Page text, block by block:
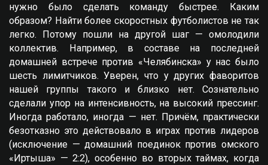
нужно было сделать команду быстрее. Каким
образом? Найти более скоростных футболистов не так
легко. Потому пошли на другой шаг — омолодили
коллектив. Например, в составе на последней
домашней встрече против «Челябинска» у нас было
шесть лимитчиков. Уверен, что у других фаворитов
нашей группы такого и близко нет. Сознательно
сделали упор на интенсивность, на высокий прессинг.
Иногда работало, иногда — нет. Причём, практически
безотказно это действовало в играх против лидеров
(исключение — домашний поединок против омского
«Иртыша» — 2:2), особенно во вторых таймах, когда